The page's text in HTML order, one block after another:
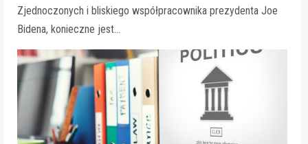
Zjednoczonych i bliskiego współpracownika prezydenta Joe
Bidena, konieczne jest…